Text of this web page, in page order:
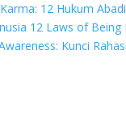
12 Hukum
12 Laws of Being
Kunci